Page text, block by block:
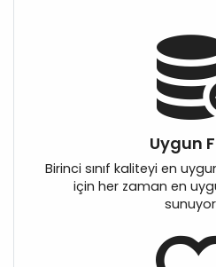
Uygun
Birinci sınıf kaliteyi en
için her zaman en